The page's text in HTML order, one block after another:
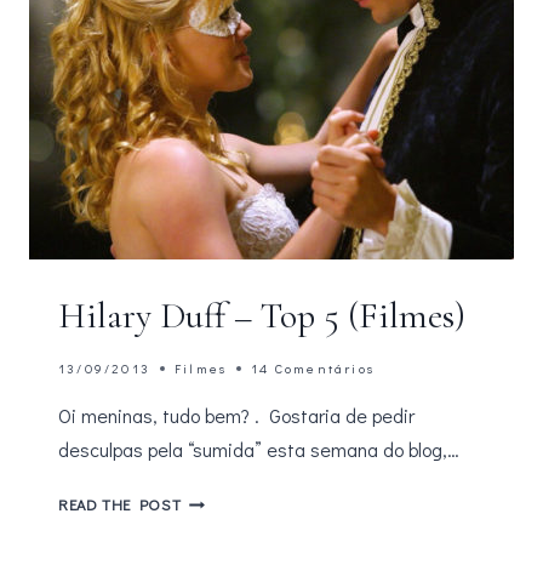
Hilary Duff – Top 5 (Filmes)
13/09/2013 Filmes 14 Comentários
Oi meninas, tudo bem? . Gostaria de pedir
desculpas pela “sumida” esta semana do blog,…
READ THE POSTHILARY